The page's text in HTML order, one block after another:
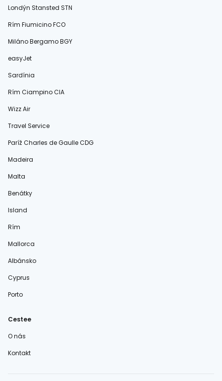
Londýn Stansted STN
Rím Fiumicino FCO
Miláno Bergamo BGY
easyJet
Sardínia
Rím Ciampino CIA
Wizz Air
Travel Service
Paríž Charles de Gaulle CDG
Madeira
Malta
Benátky
Island
Rím
Mallorca
Albánsko
Cyprus
Porto
Cestee
O nás
Kontakt